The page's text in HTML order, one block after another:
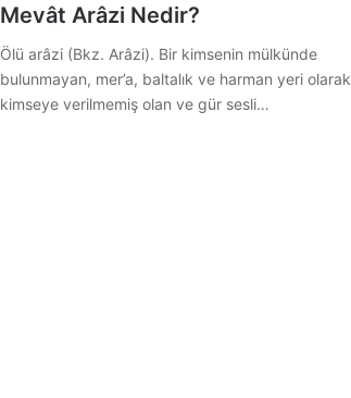
Mevât Arâzi Nedir?
Ölü arâzi (Bkz. Arâzi). Bir kimsenin mülkünde
bulunmayan, mer’a, baltalık ve harman yeri olarak
kimseye verilmemiş olan ve gür sesli…